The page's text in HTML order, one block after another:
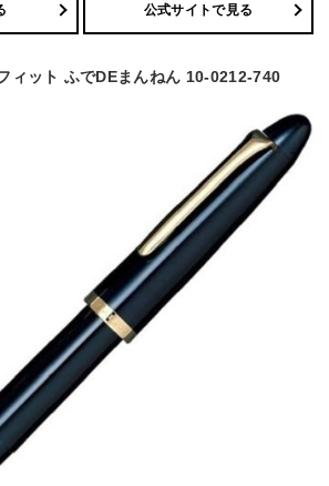
公式サイトで見る
ィット ふでDEまんねん 10-0212-740